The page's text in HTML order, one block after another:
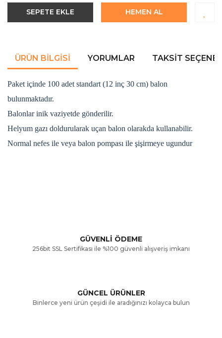
SEPETE EKLE HEMEN AL
ÜRÜN BILGISI YORUMLAR TAKSIT
Paket içinde 100 adet standart (12 inç 30 cm) balon
bulunmaktadır.
Balonlar inik vaziyetde gönderilir.
Helyum gazı doldurularak uçan balon olarakda kullanabilir.
Normal nefes ile veya balon pompası ile şişirmeye ugundur
Ürün resmi kalitesiz, bozuk veya görüntülenemiyor.
Ürün bilgilerinde hatalar bulunuyor.
GÜVENLİ ÖDEME
256bit SSL Sertifikası ile %100 güvenli alışveriş imkanı
GÜNCEL ÜRÜNLER
Binlerce yeni ürün çeşidi ile aradığınızı kolayca bulun